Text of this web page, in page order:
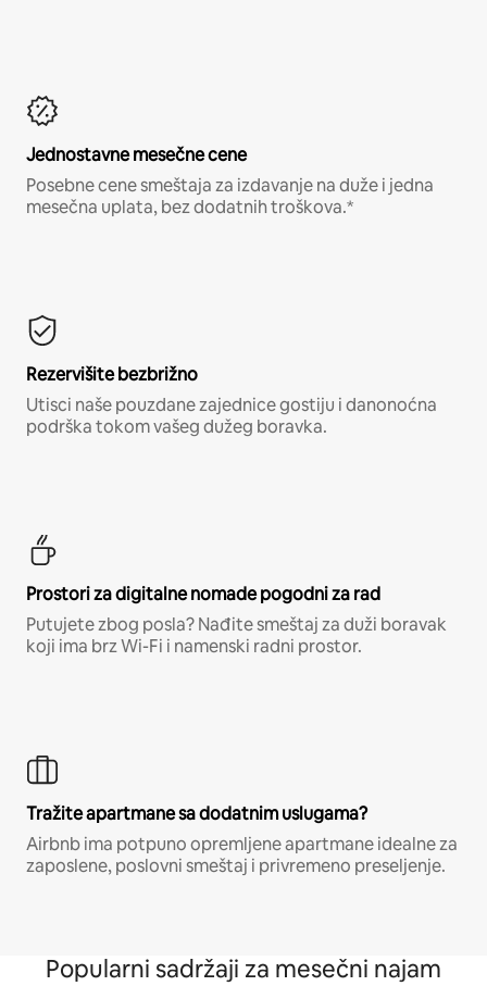
Jednostavne mesečne cene
Posebne cene smeštaja za izdavanje na duže i jedna
mesečna uplata, bez dodatnih troškova.*
Rezervišite bezbrižno
Utisci naše pouzdane zajednice gostiju i danonoćna
podrška tokom vašeg dužeg boravka.
Prostori za digitalne nomade pogodni za rad
Putujete zbog posla? Nađite smeštaj za duži boravak
koji ima brz Wi-Fi i namenski radni prostor.
Tražite apartmane sa dodatnim uslugama?
Airbnb ima potpuno opremljene apartmane idealne za
zaposlene, poslovni smeštaj i privremeno preseljenje.
Popularni sadržaji za mesečni najam